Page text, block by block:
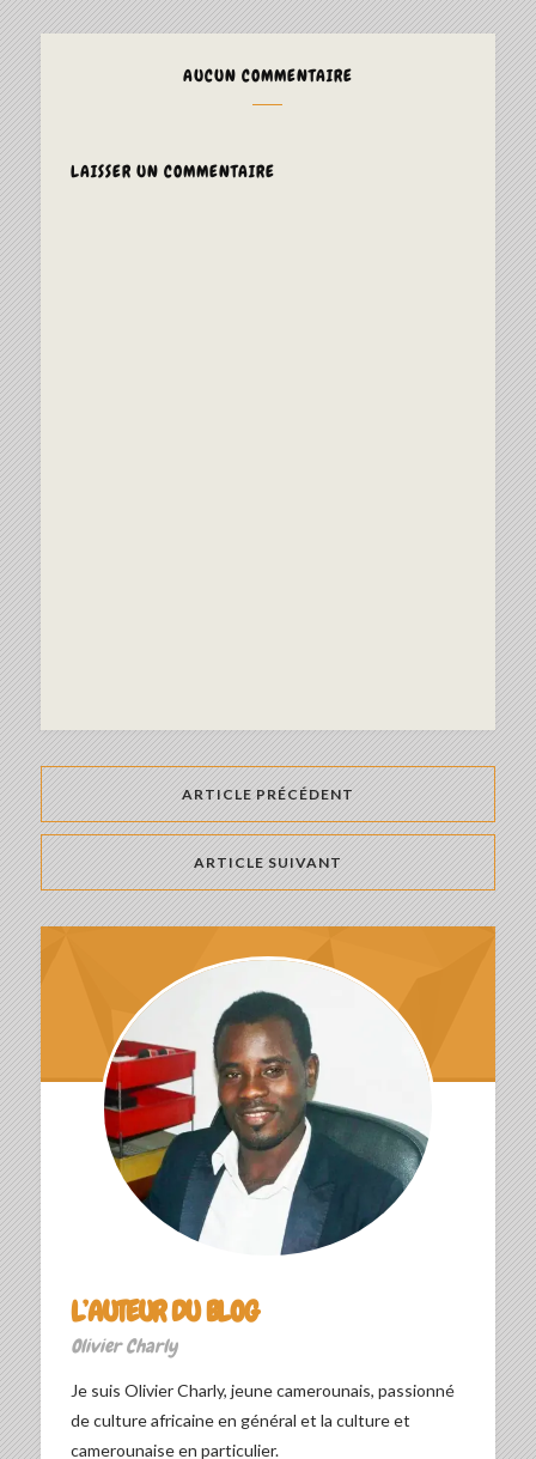
AUCUN COMMENTAIRE
LAISSER UN COMMENTAIRE
ARTICLE PRÉCÉDENT
ARTICLE SUIVANT
L’AUTEUR DU BLOG
Olivier Charly
Je suis Olivier Charly, jeune camerounais, passionné
de culture africaine en général et la culture et
camerounaise en particulier.